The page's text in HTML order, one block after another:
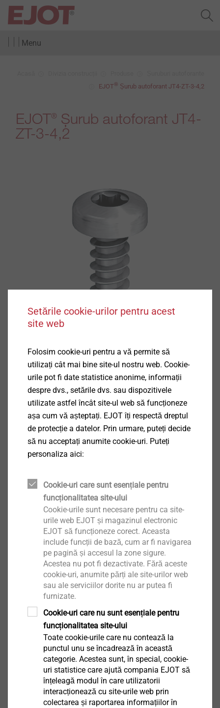
Menu
EJOT® Șurub autoforant JT4-ZT-3-4,2
EJOT® Șurub autoforant JT4-
ZT-3-4,2
Specificații
aluminiu ≤2 mm
Proprietăți
Oțel inoxidabil A2
Detalii tehnice
Capacitate de găurire tI+ t II: 1,0 + 2,0 mm
Acționare: cap hexalobular TORX®T20
Vă rugăm să alegeți o variantă de produs
JT4-ZT-3-4.2x16
7381074300
Specificații
Descriere produs JT4-ZT-3-4.2x16
Setările cookie-urilor pentru acest
site web
Folosim cookie-uri pentru a vă permite să
utilizați cât mai bine site-ul nostru web. Cookie-
urile pot fi date statistice anonime, informații
despre dvs., setările dvs. sau dispozitivele
utilizate astfel încât site-ul web să funcționeze
așa cum vă așteptați. EJOT îți respectă dreptul
de protecție a datelor. Prin urmare, puteți decide
să nu acceptați anumite cookie-uri. Puteți
personaliza aici:
Cookie-uri care sunt esențiale pentru
funcționalitatea site-ului
Cookie-urile sunt necesare pentru ca site-
urile web EJOT și magazinul electronic
EJOT să funcționeze corect. Aceasta
include funcții de bază, cum ar fi navigarea
pe pagină și accesul la zone sigure.
Acestea nu pot fi dezactivate. Fără aceste
cookie-uri, anumite părți ale site-urilor web
sau ale serviciilor dorite nu ar putea fi
furnizate.
Cookie-uri care nu sunt esențiale pentru
funcționalitatea site-ului
Toate cookie-urile care nu contează la
punctul unu se încadrează în această
categorie. Acestea sunt, în special, cookie-
uri statistice care ajută compania EJOT să
înțeleagă modul în care utilizatorii
interacționează cu site-urile web prin
colectarea și raportarea informațiilor în